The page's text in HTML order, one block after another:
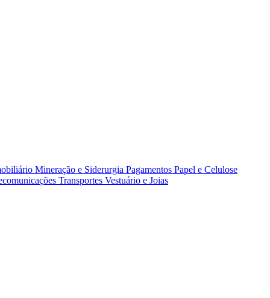
Mineração e Siderurgia Pagamentos Papel e Celulose
Transportes Vestuário e Joias